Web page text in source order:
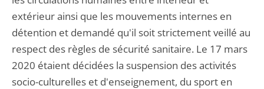
extérieur ainsi que les mouvements internes en
détention et demandé qu'il soit strictement veillé au
respect des règles de sécurité sanitaire. Le 17 mars
2020 étaient décidées la suspension des activités
socio-culturelles et d'enseignement, du sport en